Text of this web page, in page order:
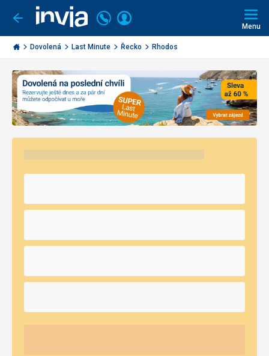
Jít
zpět
Invia.cz
Volejte
226
000
290
Přihlásit
Menu
Dovolená Last Minute Řecko Rhodos